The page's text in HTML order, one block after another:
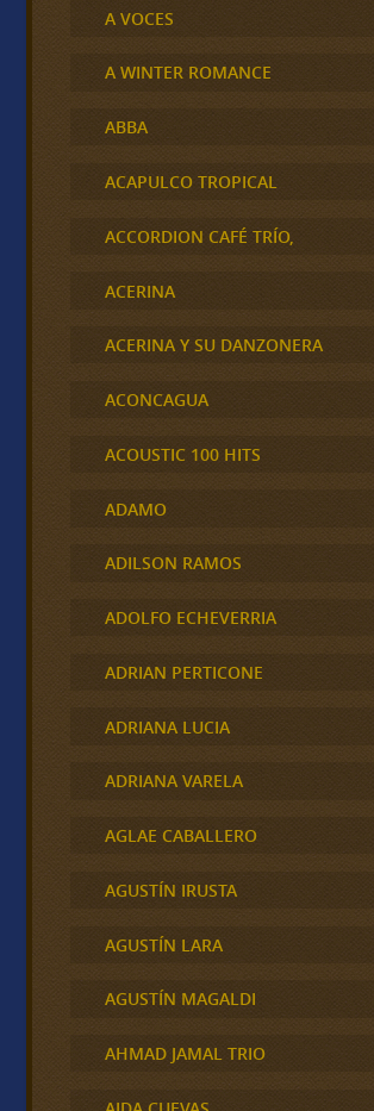
A VOCES
A WINTER ROMANCE
ABBA
ACAPULCO TROPICAL
ACCORDION CAFÉ TRÍO,
ACERINA
ACERINA Y SU DANZONERA
ACONCAGUA
ACOUSTIC 100 HITS
ADAMO
ADILSON RAMOS
ADOLFO ECHEVERRIA
ADRIAN PERTICONE
ADRIANA LUCIA
ADRIANA VARELA
AGLAE CABALLERO
AGUSTÍN IRUSTA
AGUSTÍN LARA
AGUSTÍN MAGALDI
AHMAD JAMAL TRIO